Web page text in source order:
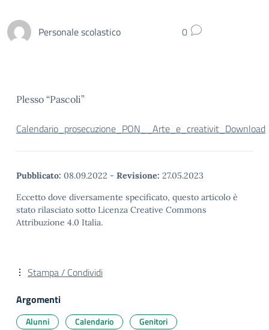
Personale scolastico 0
Plesso “Pascoli”
Calendario_prosecuzione_PON__Arte_e_creativit_ Download
Pubblicato: 08.09.2022 - Revisione: 27.05.2023
Eccetto dove diversamente specificato, questo articolo è
stato rilasciato sotto Licenza Creative Commons
Attribuzione 4.0 Italia.
Stampa / Condividi
Argomenti
Alunni Calendario
Genitori